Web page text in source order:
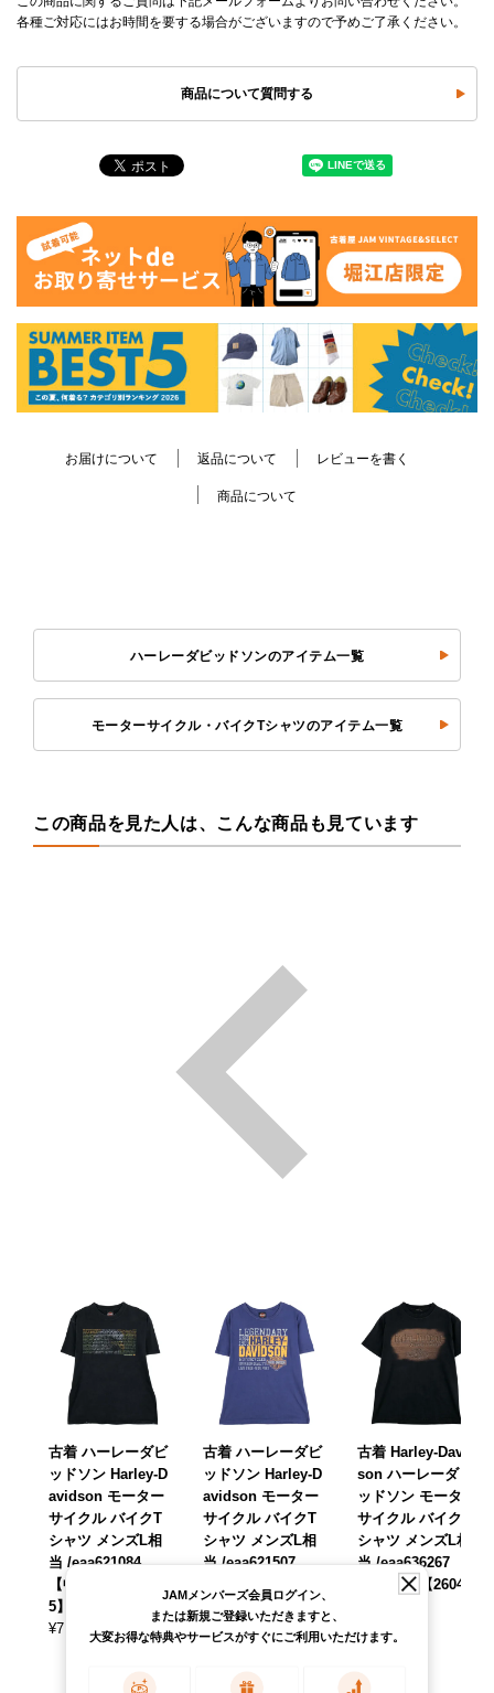
各種ご対応にはお時間を要する場合がございますので予めご了承ください。
商品について質問する
お届けについて 返品について レビューを書く
商品について
ハーレーダビッドソンのアイテム一覧
モーターサイクル・バイクTシャツのアイテム一覧
この商品を見た人は、こんな商品も見ています
古着 ハーレーダビ
ッドソン Harley-D
avidson モーター
サイクル バイクT
シャツ メンズL相
当 /eaa621084
【中古】 【26060
5】
¥7,590 (税込)
古着 ハーレーダビ
ッドソン Harley-D
avidson モーター
サイクル バイクT
シャツ メンズL相
当 /eaa621507
7,590(税込)
古着 Harley-David
son ハーレーダビ
ッドソン モーター
サイクル バイクT
シャツ メンズL相
当 /eaa636267
【中古】 【26042
¥7,590
JAMメンバーズ会員ログイン、
または新規ご登録いただきますと、
大変お得な特典やサービスがすぐにご利用いただけます。